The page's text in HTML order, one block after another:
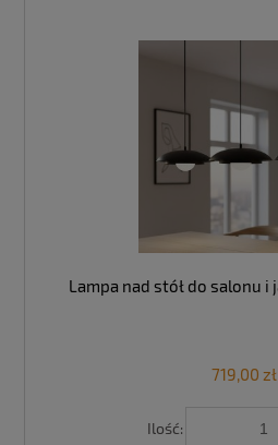
Lampa nad stół do salonu i
719,00 zł
Ilość: